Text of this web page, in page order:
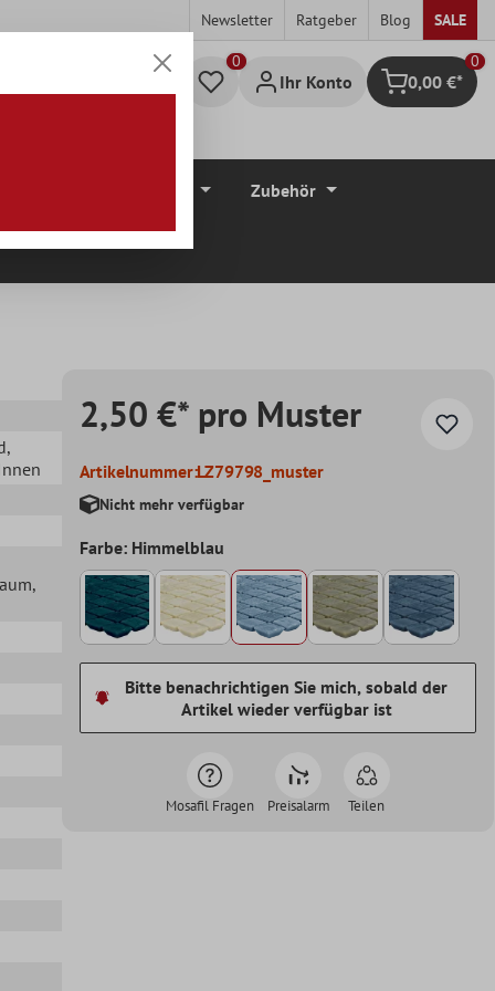
Newsletter Ratgeber Blog SALE
Ihr Konto Warenkorb
0
0,00 €*
Zubehör
,
,
2,50 €* pro Muster
Artikelnummer:LZ79798_muster
Nicht mehr verfügbar
Farbe: Himmelblau
Bitte benachrichtigen Sie mich, sobald der
Artikel wieder verfügbar ist
Mosafil Fragen Preisalarm Teilen